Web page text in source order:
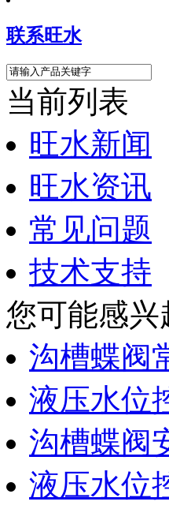
联系旺水
当前列表
旺水新闻
旺水资讯
常见问题
技术支持
您可能感兴
沟槽蝶阀
液压水位
沟槽蝶阀
液压水位